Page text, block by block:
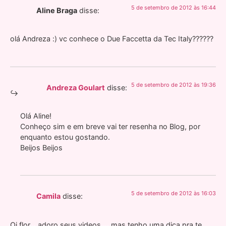
Aline Braga disse: 5 de setembro de 2012 às 16:44
olá Andreza :) vc conhece o Due Faccetta da Tec Italy??????
Andreza Goulart disse: 5 de setembro de 2012 às 19:36
Olá Aline!
Conheço sim e em breve vai ter resenha no Blog, por
enquanto estou gostando.
Beijos Beijos
Camila disse: 5 de setembro de 2012 às 16:03